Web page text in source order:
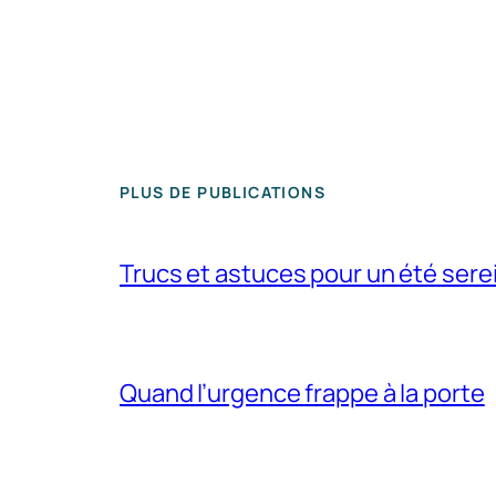
PLUS DE PUBLICATIONS
Trucs et astuces pour un été
Quand l’urgence frappe à la porte